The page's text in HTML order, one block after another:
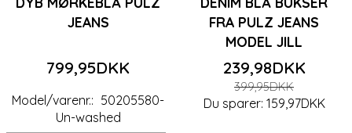
JEANS
799,95DKK
Model/varenr.: 50205580-
Un-washed
FRA PULZ JEANS
MODEL JILL
239,98DKK
399,95DKK
Du sparer: 159,97DKK